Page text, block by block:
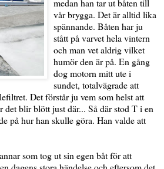
medan han tar ut båten till
vår brygga. Det är alltid lika
spännande. Båten har ju
stått på varvet hela vintern
och man vet aldrig vilket
humör den är på. En gång
dog motorn mitt ute i
sundet, totalvägrade att
Det förstår ju vem som helst att
det blir blött just där... Så där stod T i en
på hur han skulle göra. Han valde att
som tog ut sin egen båt för att